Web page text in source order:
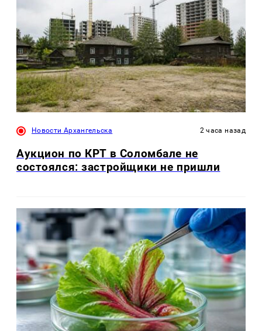
Новости Архангельска 2 часа назад
Аукцион по КРТ в Соломбале не
состоялся: застройщики не пришли